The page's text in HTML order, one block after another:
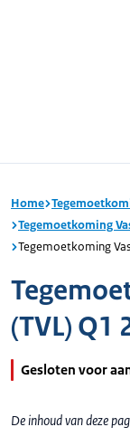
Home
Tegemoetkoming
Tegemoetkoming
(TVL) Q1
Gesloten voor
De inhoud van deze